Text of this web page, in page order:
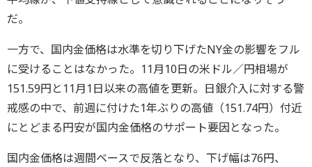
だ。
一方で、国内金価格は水準を切り下げたNY金の影響をフル
に受けることはなかった。11月10日の米ドル／円相場が
151.59円と11月1日以来の高値を更新。日銀介入に対する警
戒感の中で、前週に付けた1年ぶりの高値（151.74円）付近
にとどまる円安が国内金価格のサポート要因となった。
国内金価格は週間ベースで反落となり、下げ幅は76円、